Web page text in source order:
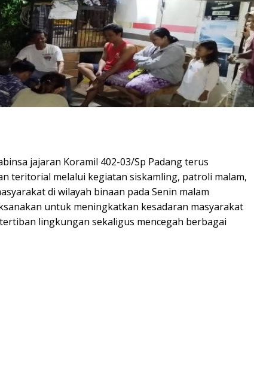
jajaran Koramil 402-03/Sp Padang terus
teritorial melalui kegiatan siskamling, patroli malam,
di wilayah binaan pada Senin malam
untuk meningkatkan kesadaran masyarakat
lingkungan sekaligus mencegah berbagai